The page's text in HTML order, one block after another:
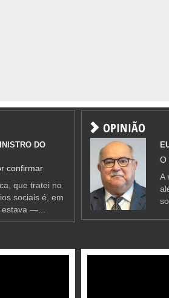
DO
confirmar
que tratei no
sociais é, em
—...
OPINIÃO
O
A